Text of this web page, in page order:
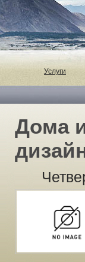
Услуги
Дома